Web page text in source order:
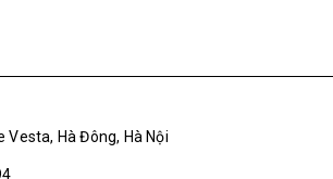
Vesta, Hà Đông, Hà Nội